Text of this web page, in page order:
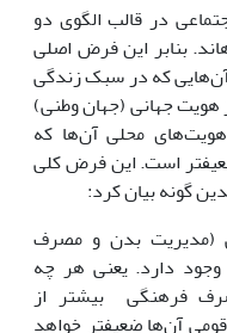
در قالب الگوی دو
بنابر این فرض اصلی
که در سبک زندگی
هویت جهانی (جهان وطنی)
محلی آن‌ها که
است. این فرض کلی
گونه بیان کرد:
(مدیریت بدن و مصرف
دارد. یعنی هر چه
فرهنگی بیشتر از
آن‌ها ضعیف‏تر خواهد